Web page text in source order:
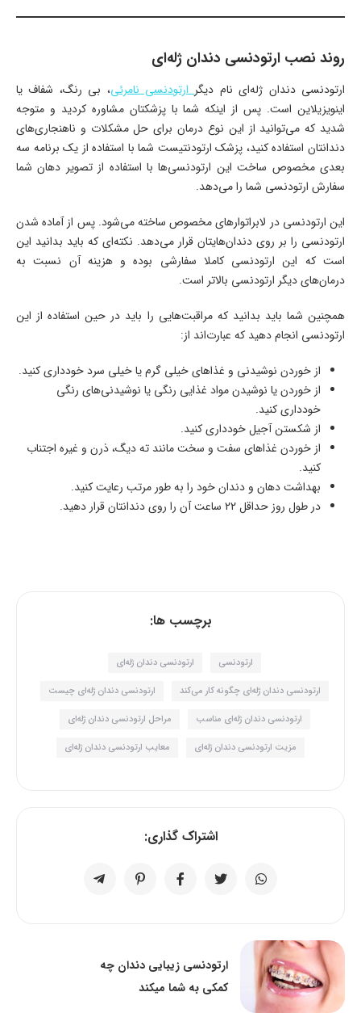
روند نصب ارتودنسی دندان ژله‌ای
ارتودنسی دندان ژله‌ای نام دیگرارتودنسی نامرئی، بی رنگ، شفاف یا
اینویزیلاین است. پس از اینکه شما با پزشکتان مشاوره کردید و متوجه
شدید که می‌توانید از این نوع درمان برای حل مشکلات و ناهنجاری‌های
دندانتان استفاده کنید، پزشک ارتودنتیست شما با استفاده از یک برنامه سه
بعدی مخصوص ساخت این ارتودنسی‌ها با استفاده از تصویر دهان شما
سفارش ارتودنسی شما را می‌دهد.
این ارتودنسی در لابراتوارهای مخصوص ساخته می‌شود. پس از آماده شدن
ارتودنسی را بر روی دندان‌هایتان قرار می‌دهد. نکته‌ای که باید بدانید این
است که این ارتودنسی کاملا سفارشی بوده و هزینه آن نسبت به
درمان‌های دیگر ارتودنسی بالاتر است.
همچنین شما باید بدانید که مراقبت‌هایی را باید در حین استفاده از این
ارتودنسی انجام دهید که عبارت‌اند از:
از خوردن نوشیدنی و غذاهای خیلی گرم یا خیلی سرد خودداری کنید.
از خوردن یا نوشیدن مواد غذایی رنگی یا نوشیدنی‌های رنگی
خودداری کنید.
از شکستن آجیل خودداری کنید.
از خوردن غذاهای سفت و سخت مانند ته دیگ، ذرن و غیره اجتناب
کنید.
بهداشت دهان و دندان خود را به طور مرتب رعایت کنید.
در طول روز حداقل ۲۲ ساعت آن را روی دندانتان قرار دهید.
برچسب ها:
ارتودنسی ارتودنسی دندان ژله‌ای
ارتودنسی دندان ژله‌ای چگونه کار می‌کند ارتودنسی دندان ژله‌ای چیست
ارتودنسی دندان ژله‌ای مناسب مراحل ارتودنسی دندان ژله‌ای
مزیت ارتودنسی دندان ژله‌ای معایب ارتودنسی دندان ژله‌ای
اشتراک گذاری:
ارتودنسی زیبایی دندان چه
کمکی به شما میکند